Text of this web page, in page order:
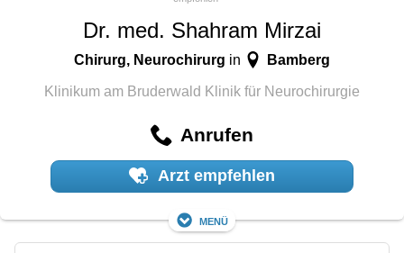
Dr. med. Shahram Mirzai
Chirurg, Neurochirurg in Bamberg
Klinikum am Bruderwald Klinik für Neurochirurgie
Anrufen
Arzt empfehlen
Menü